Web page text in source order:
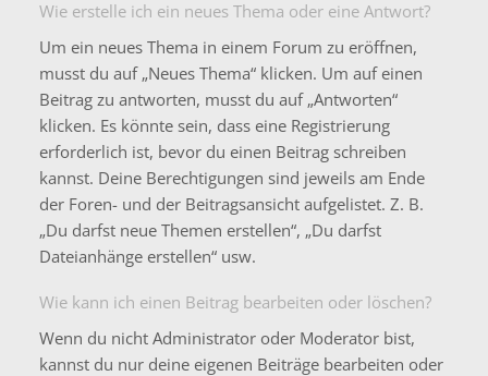
Wie erstelle ich ein neues Thema oder eine Antwort?
Um ein neues Thema in einem Forum zu eröffnen,
musst du auf „Neues Thema“ klicken. Um auf einen
Beitrag zu antworten, musst du auf „Antworten“
klicken. Es könnte sein, dass eine Registrierung
erforderlich ist, bevor du einen Beitrag schreiben
kannst. Deine Berechtigungen sind jeweils am Ende
der Foren- und der Beitragsansicht aufgelistet. Z. B.
„Du darfst neue Themen erstellen“, „Du darfst
Dateianhänge erstellen“ usw.
Wie kann ich einen Beitrag bearbeiten oder löschen?
Wenn du nicht Administrator oder Moderator bist,
kannst du nur deine eigenen Beiträge bearbeiten oder